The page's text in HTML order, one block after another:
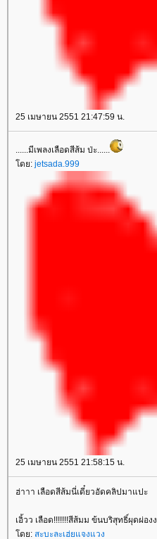
25 เมษายน 2551 21:47:59 น.
......มีเพลงเลือดสีส้ม ป่ะ......
ดย: jetsada.999
25 เมษายน 2551 21:58:15 น.
ฮ่าาา เลือดสีส้มนี่เดี๋ยวอัดคลิปมาแปะ
เอิ้วว เลือด!!!!!!!สีส้มม ข้นบริสุทธิ์ผุดผ่องง
ดย: สะบะละเฮ่ยแจงแวง